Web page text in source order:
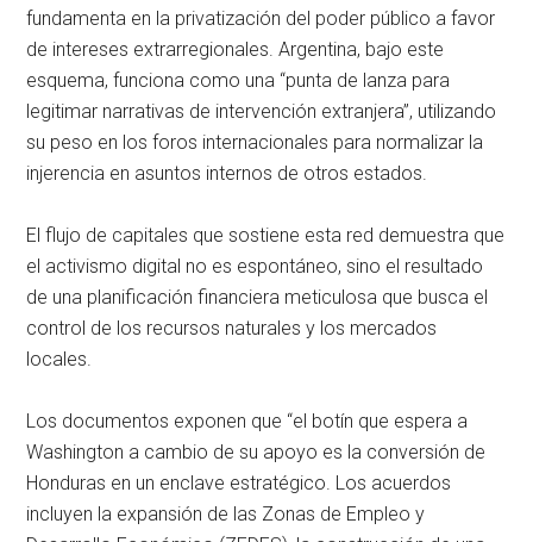
fundamenta en la privatización del poder público a favor
de intereses extrarregionales. Argentina, bajo este
esquema, funciona como una “punta de lanza para
legitimar narrativas de intervención extranjera”, utilizando
su peso en los foros internacionales para normalizar la
injerencia en asuntos internos de otros estados.
El flujo de capitales que sostiene esta red demuestra que
el activismo digital no es espontáneo, sino el resultado
de una planificación financiera meticulosa que busca el
control de los recursos naturales y los mercados
locales.
Los documentos exponen que “el botín que espera a
Washington a cambio de su apoyo es la conversión de
Honduras en un enclave estratégico. Los acuerdos
incluyen la expansión de las Zonas de Empleo y